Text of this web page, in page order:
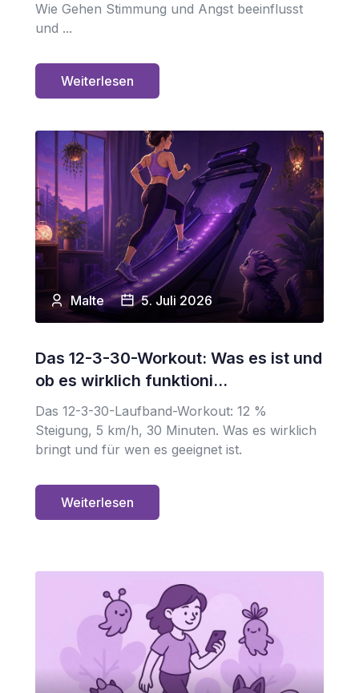
Wie Gehen Stimmung und Angst beeinflusst
und ...
Weiterlesen
Malte 5. Juli 2026
Das 12-3-30-Workout: Was es ist und
ob es wirklich funktioni...
Das 12-3-30-Laufband-Workout: 12 %
Steigung, 5 km/h, 30 Minuten. Was es wirklich
bringt und für wen es geeignet ist.
Weiterlesen